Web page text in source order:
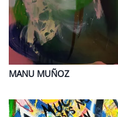
MANU MUÑOZ